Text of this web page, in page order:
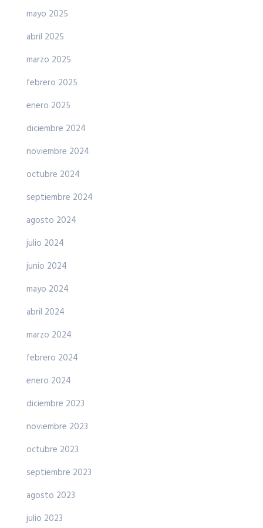
mayo 2025
abril 2025
marzo 2025
febrero 2025
enero 2025
diciembre 2024
noviembre 2024
octubre 2024
septiembre 2024
agosto 2024
julio 2024
junio 2024
mayo 2024
abril 2024
marzo 2024
febrero 2024
enero 2024
diciembre 2023
noviembre 2023
octubre 2023
septiembre 2023
agosto 2023
julio 2023